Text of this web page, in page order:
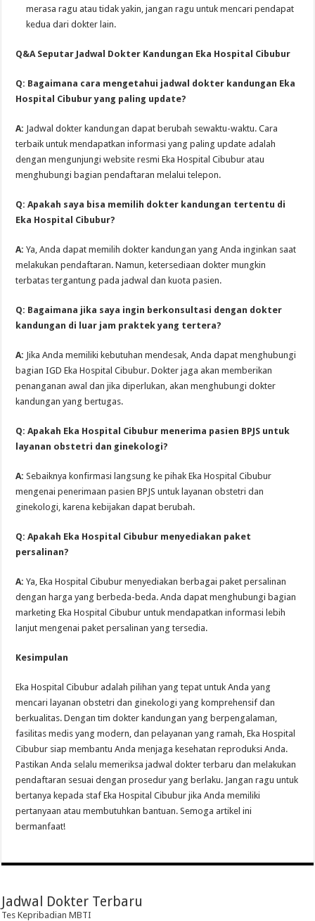
merasa ragu atau tidak yakin, jangan ragu untuk mencari pendapat
kedua dari dokter lain.
Q&A Seputar Jadwal Dokter Kandungan Eka Hospital Cibubur
Q: Bagaimana cara mengetahui jadwal dokter kandungan Eka
Hospital Cibubur yang paling update?
A: Jadwal dokter kandungan dapat berubah sewaktu-waktu. Cara
terbaik untuk mendapatkan informasi yang paling update adalah
dengan mengunjungi website resmi Eka Hospital Cibubur atau
menghubungi bagian pendaftaran melalui telepon.
Q: Apakah saya bisa memilih dokter kandungan tertentu di
Eka Hospital Cibubur?
A: Ya, Anda dapat memilih dokter kandungan yang Anda inginkan saat
melakukan pendaftaran. Namun, ketersediaan dokter mungkin
terbatas tergantung pada jadwal dan kuota pasien.
Q: Bagaimana jika saya ingin berkonsultasi dengan dokter
kandungan di luar jam praktek yang tertera?
A: Jika Anda memiliki kebutuhan mendesak, Anda dapat menghubungi
bagian IGD Eka Hospital Cibubur. Dokter jaga akan memberikan
penanganan awal dan jika diperlukan, akan menghubungi dokter
kandungan yang bertugas.
Q: Apakah Eka Hospital Cibubur menerima pasien BPJS untuk
layanan obstetri dan ginekologi?
A: Sebaiknya konfirmasi langsung ke pihak Eka Hospital Cibubur
mengenai penerimaan pasien BPJS untuk layanan obstetri dan
ginekologi, karena kebijakan dapat berubah.
Q: Apakah Eka Hospital Cibubur menyediakan paket
persalinan?
A: Ya, Eka Hospital Cibubur menyediakan berbagai paket persalinan
dengan harga yang berbeda-beda. Anda dapat menghubungi bagian
marketing Eka Hospital Cibubur untuk mendapatkan informasi lebih
lanjut mengenai paket persalinan yang tersedia.
Kesimpulan
Eka Hospital Cibubur adalah pilihan yang tepat untuk Anda yang
mencari layanan obstetri dan ginekologi yang komprehensif dan
berkualitas. Dengan tim dokter kandungan yang berpengalaman,
fasilitas medis yang modern, dan pelayanan yang ramah, Eka Hospital
Cibubur siap membantu Anda menjaga kesehatan reproduksi Anda.
Pastikan Anda selalu memeriksa jadwal dokter terbaru dan melakukan
pendaftaran sesuai dengan prosedur yang berlaku. Jangan ragu untuk
bertanya kepada staf Eka Hospital Cibubur jika Anda memiliki
pertanyaan atau membutuhkan bantuan. Semoga artikel ini
bermanfaat!
Jadwal Dokter Terbaru
Tes Kepribadian MBTI